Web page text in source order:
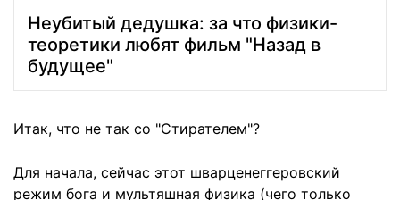
Неубитый дедушка: за что физики-
теоретики любят фильм "Назад в
будущее"
Итак, что не так со "Стирателем"?
Для начала, сейчас этот шварценеггеровский
режим бога и мультяшная физика (чего только